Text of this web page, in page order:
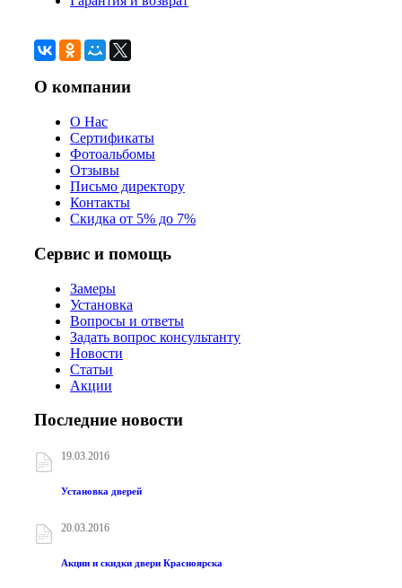
О компании
О Нас
Сертификаты
Фотоальбомы
Отзывы
Письмо директору
Контакты
Скидка от 5% до 7%
Сервис и помощь
Замеры
Установка
Вопросы и ответы
Задать вопрос консультанту
Новости
Статьи
Акции
Последние новости
19.03.2016
Установка дверей
20.03.2016
Акции и скидки двери Красноярска